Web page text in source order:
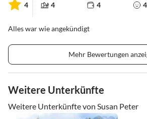
4 4 4 4
Alles war wie angekündigt
Mehr Bewertungen
Weitere Unterkünfte
Weitere Unterkünfte von Susan Peter